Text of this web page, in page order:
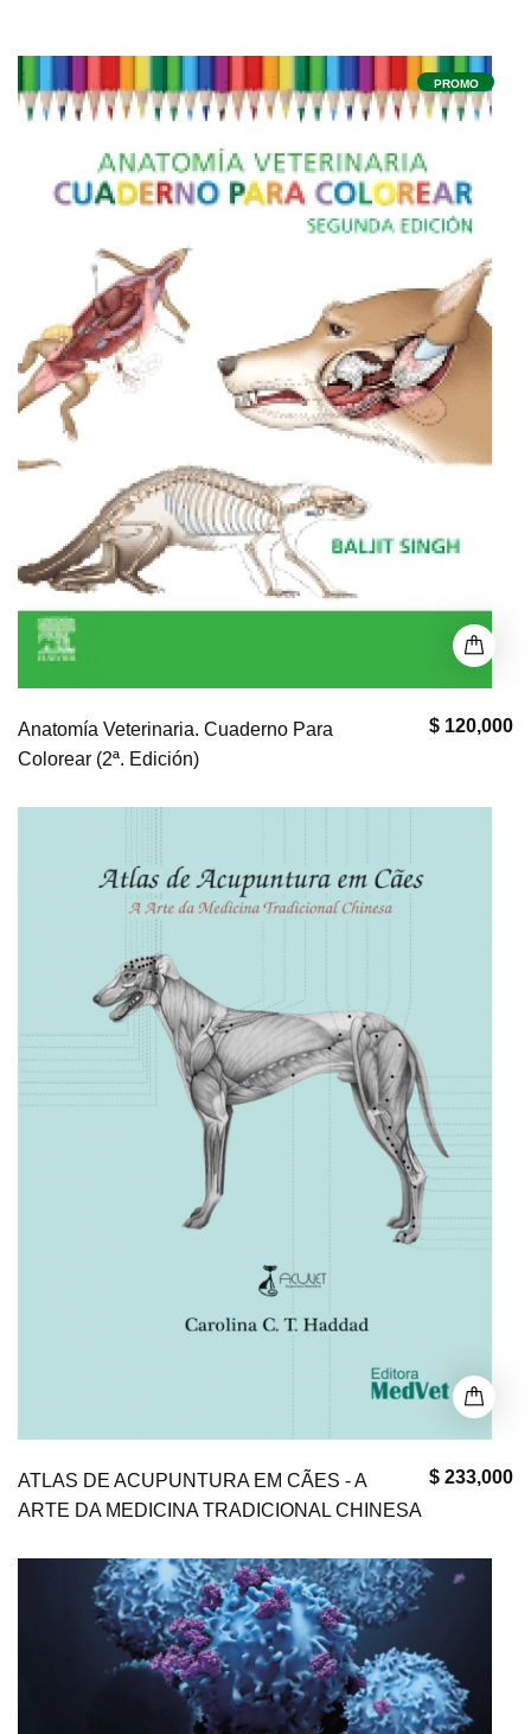
PROMO
$ 120,000
Anatomía Veterinaria. Cuaderno Para
Colorear (2ª. Edición)
$ 233,000
ATLAS DE ACUPUNTURA EM CÃES - A
ARTE DA MEDICINA TRADICIONAL CHINESA